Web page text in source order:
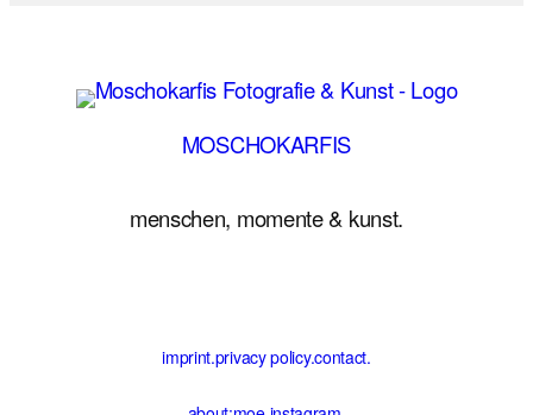
MOSCHOKARFIS
menschen, momente & kunst.
imprint.privacy policy.contact.